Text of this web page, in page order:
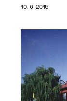
10. 6. 2015